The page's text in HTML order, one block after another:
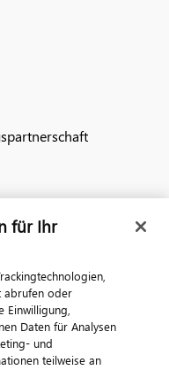
für Ihr
abrufen oder
Einwilligung,
Daten für Analysen
und
teilweise an